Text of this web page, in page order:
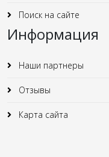
Поиск на сайте
Информация
Наши партнеры
Отзывы
Карта сайта